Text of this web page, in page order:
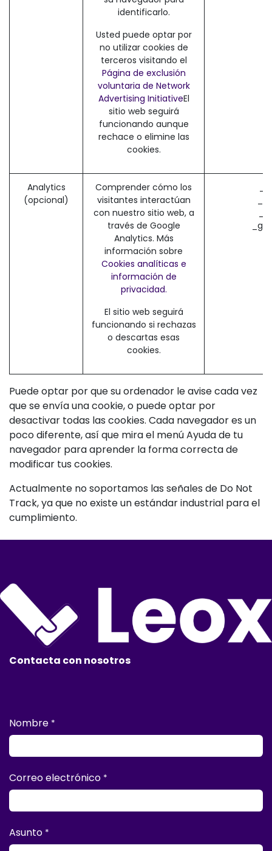
identificarlo.
Usted puede optar por
no utilizar cookies de
terceros visitando el
Página de exclusión
voluntaria de Network
Advertising InitiativeEl
sitio web seguirá
funcionando aunque
rechace o elimine las
cookies.
Analytics
(opcional)
Comprender cómo los
visitantes interactúan
con nuestro sitio web, a
través de Google
Analytics. Más
información sobre
Cookies analíticas e
información de
privacidad.
El sitio web seguirá
funcionando si rechazas
o descartas esas
cookies.
Puede optar por que su ordenador le avise cada vez
que se envía una cookie, o puede optar por
desactivar todas las cookies. Cada navegador es un
poco diferente, así que mira el menú Ayuda de tu
navegador para aprender la forma correcta de
modificar tus cookies.
Actualmente no soportamos las señales de Do Not
Track, ya que no existe un estándar industrial para el
cumplimiento.
Contacta con nosotros
Nombre *
Correo electrónico *
Asunto *